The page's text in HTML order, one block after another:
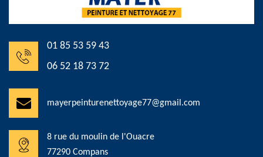
01 85 53 59 43
06 52 18 73 72
mayerpeinturenettoyage77@gmail.com
8 rue du moulin de l'Ouacre
77290 Compans